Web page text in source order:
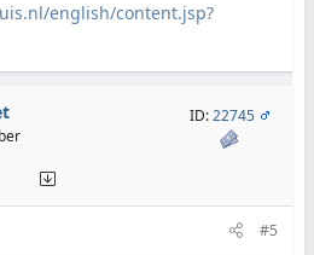
english/content.jsp?
ID:22745
#5